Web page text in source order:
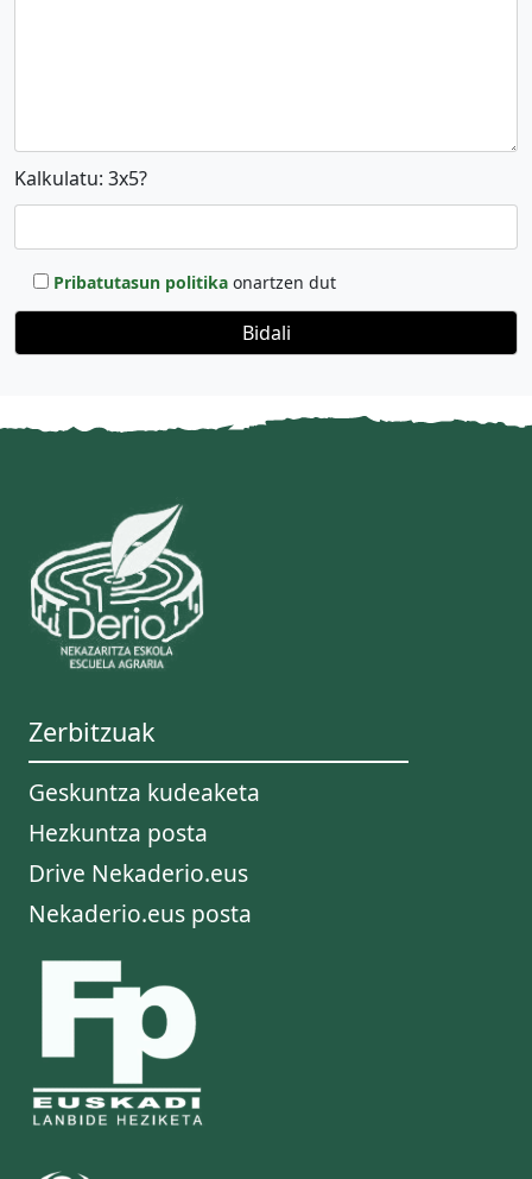
Kalkulatu: 3x5?
Pribatutasun politika onartzen dut
Zerbitzuak
Geskuntza kudeaketa
Hezkuntza posta
Drive Nekaderio.eus
Nekaderio.eus posta